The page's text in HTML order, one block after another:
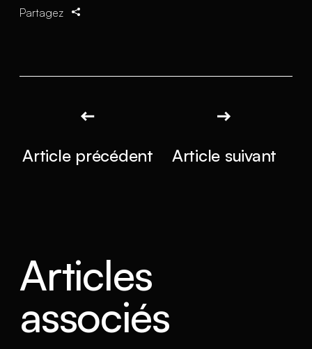
Partagez
Article précédent Article suivant
Articles
associés